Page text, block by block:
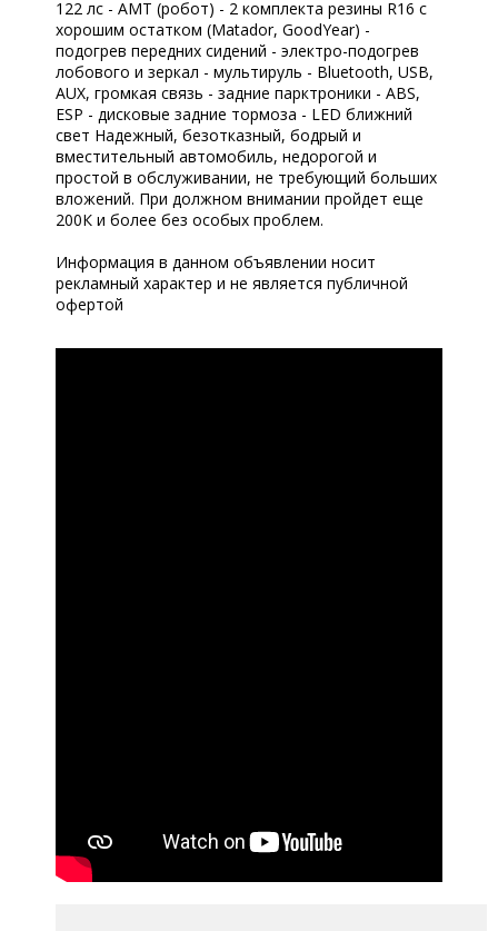
122 лс - АМТ (робот) - 2 комплекта резины R16 с
хорошим остатком (Matador, GoodYear) -
подогрев передних сидений - электро-подогрев
лобового и зеркал - мультируль - Bluetooth, USB,
AUX, громкая связь - задние парктроники - ABS,
ESP - дисковые задние тормоза - LED ближний
свет Надежный, безотказный, бодрый и
вместительный автомобиль, недорогой и
простой в обслуживании, не требующий больших
вложений. При должном внимании пройдет еще
200К и более без особых проблем.
Информация в данном объявлении носит
рекламный характер и не является публичной
офертой